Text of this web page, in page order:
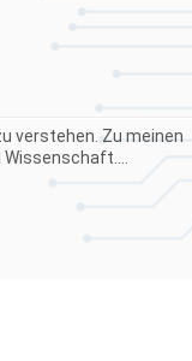
verstehen. Zu meinen